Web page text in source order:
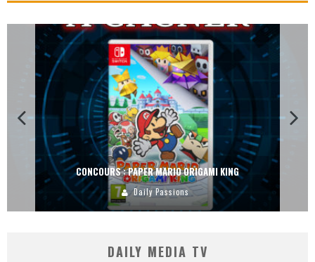
CONCOURS : DREAMS SUR PS4
Carlos Mühlig
DAILY MEDIA TV